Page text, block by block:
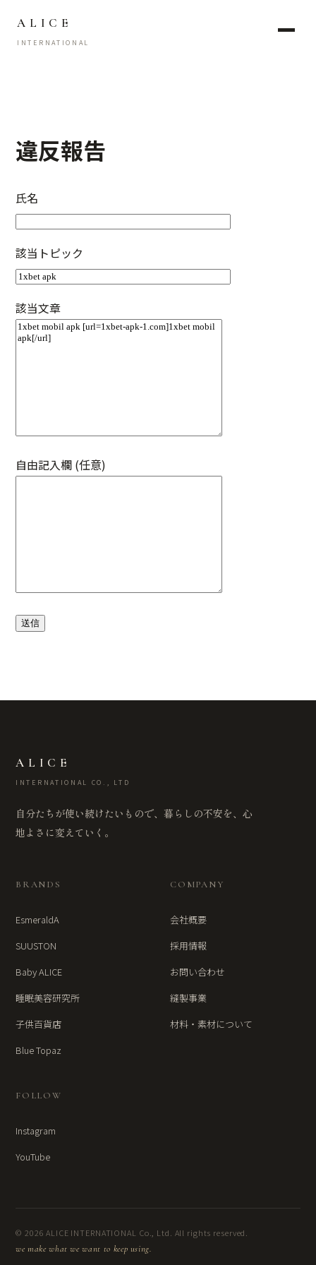
ALICE
INTERNATIONAL
違反報告
氏名
該当トピック
該当文章
自由記入欄 (任意)
ALICE
INTERNATIONAL CO., LTD
自分たちが使い続けたいもので、暮らしの不安を、心
地よさに変えていく。
BRANDS
EsmeraldA
SUUSTON
Baby ALICE
睡眠美容研究所
子供百貨店
Blue Topaz
COMPANY
会社概要
採用情報
お問い合わせ
縫製事業
材料・素材について
FOLLOW
Instagram
YouTube
© 2026 ALICE INTERNATIONAL Co., Ltd. All rights reserved.
we make what we want to keep using.